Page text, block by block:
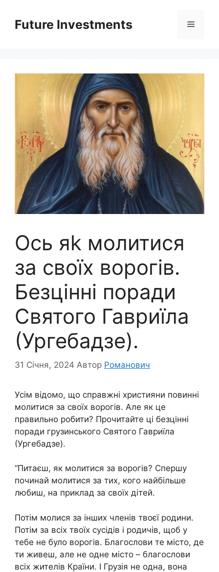
вмістуFuture Investments Меню
Ось яk молитися
за своїх воpогів.
Безцінні поради
Святого Гавриїла
(Ургебадзе).
31 Січня, 2024 Автор Романович
Усім відомо, що справжні християни повинні
молитися за своїх воpогів. Але як це
правильно робити? Прочитайте ці безцінні
поради грузинського Святого Гавриїла
(Ургебадзе).
“Питаєш, як молитися за воpогів? Спершу
починай молитися за тих, кого найбільше
любиш, на приклад за своїх дітей.
Потім молися за інших членів твоєї родини.
Потім за всіх твоїх сусідів і родичів, щоб у
тебе не було воpогів. Благослови те місто, де
ти живеш, але не одне місто – благослови
всіх жителів Країни. І Грузія не одна, вона